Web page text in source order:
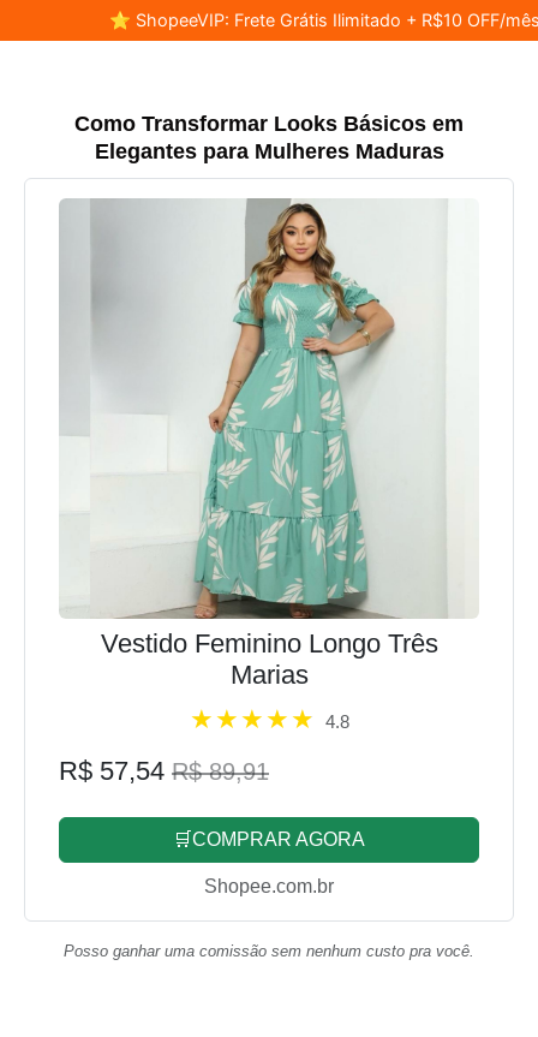
⭐ ShopeeVIP: Frete Grátis Ilimitado + R$10 OFF/
Como Transformar Looks Básicos em
Elegantes para Mulheres Maduras
Vestido Feminino Longo Três
Marias
4.8
R$ 57,54 R$ 89,91
🛒COMPRAR AGORA
Shopee.com.br
Posso ganhar uma comissão sem nenhum custo pra você.